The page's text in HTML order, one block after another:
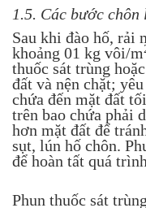
1.5. Các bước chôn
Sau khi đào hố, rải
khoảng 01 kg vôi/m
thuốc sát trùng
đất và nện chặt;
chứa đến mặt đất
trên bao chứa phải
hơn mặt đất để
sụt, lún hố chôn.
để hoàn tất quá
Phun thuốc sát